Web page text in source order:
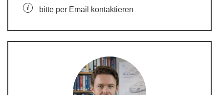
bitte per Email kontaktieren